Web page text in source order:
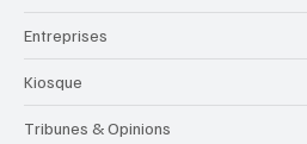
Entreprises
Kiosque
Tribunes & Opinions